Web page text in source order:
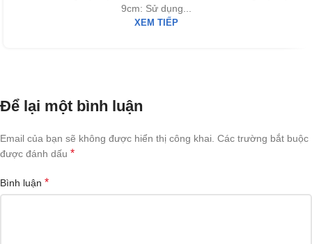
9cm: Sử dụng...
XEM TIẾP
Để lại một bình luận
Email của bạn sẽ không được hiển thị công khai. Các trường bắt buộc
được đánh dấu *
Bình luận *